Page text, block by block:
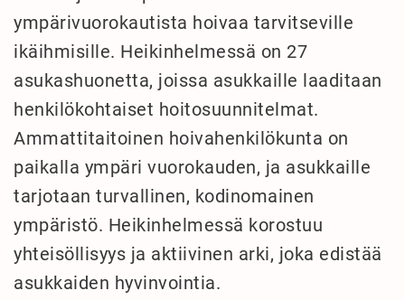
ympärivuorokautista hoivaa tarvitseville
ikäihmisille. Heikinhelmessä on 27
asukashuonetta, joissa asukkaille laaditaan
henkilökohtaiset hoitosuunnitelmat.
Ammattitaitoinen hoivahenkilökunta on
paikalla ympäri vuorokauden, ja asukkaille
tarjotaan turvallinen, kodinomainen
ympäristö. Heikinhelmessä korostuu
yhteisöllisyys ja aktiivinen arki, joka edistää
asukkaiden hyvinvointia.